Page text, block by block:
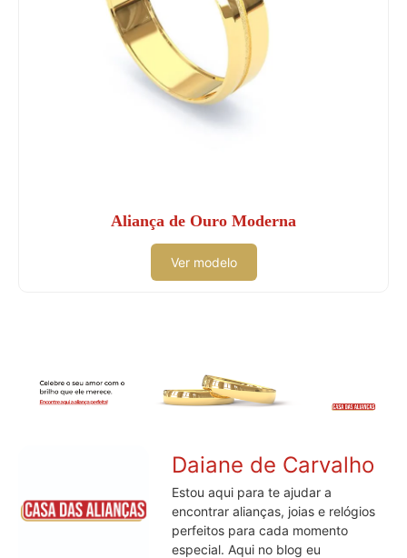
Aliança de Ouro Moderna
Ver modelo
Daiane de Carvalho
Estou aqui para te ajudar a
encontrar alianças, joias e relógios
perfeitos para cada momento
especial. Aqui no blog eu